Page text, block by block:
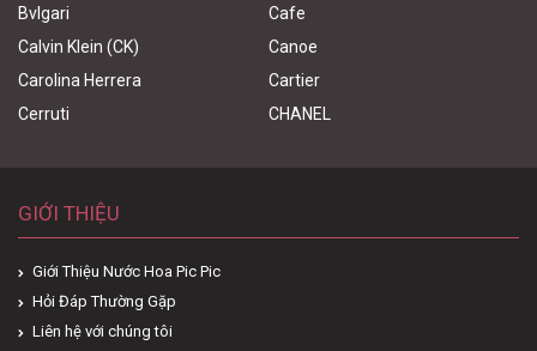
Bvlgari
Cafe
Calvin Klein (CK)
Canoe
Carolina Herrera
Cartier
Cerruti
CHANEL
GIỚI THIỆU
Giới Thiệu Nước Hoa Pic Pic
Hỏi Đáp Thường Gặp
Liên hệ với chúng tôi